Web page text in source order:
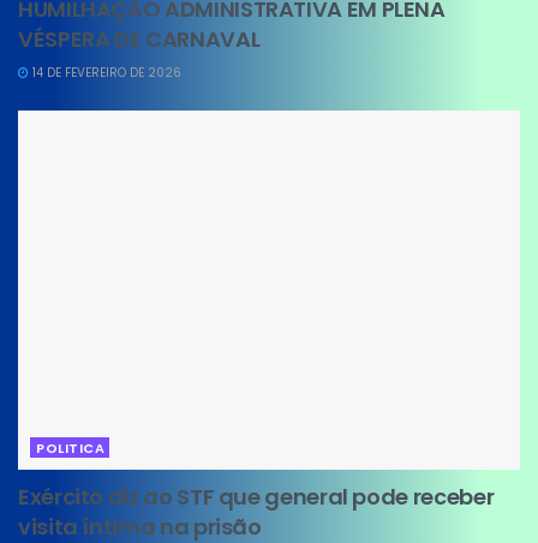
HUMILHAÇÃO ADMINISTRATIVA EM PLENA
VÉSPERA DE CARNAVAL
14 DE FEVEREIRO DE 2026
POLITICA
Exército diz ao STF que general pode receber
visita íntima na prisão